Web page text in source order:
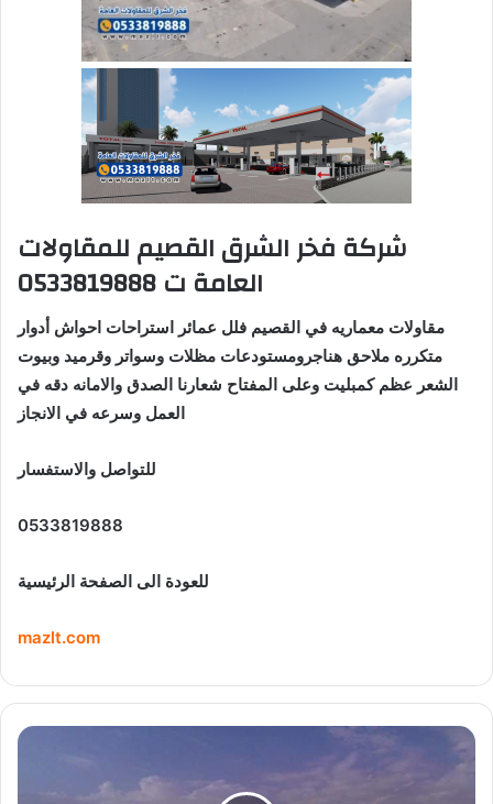
شركة فخر الشرق القصيم للمقاولات
العامة ت 0533819888
مقاولات معماريه في القصيم فلل عمائر استراحات احواش أدوار
متكرره ملاحق هناجرومستودعات مظلات وسواتر وقرميد وبيوت
الشعر عظم كمبليت وعلى المفتاح شعارنا الصدق والامانه دقه في
العمل وسرعه في الانجاز
للتواصل والاستفسار
0533819888
للعودة الى الصفحة الرئيسية
mazlt.com